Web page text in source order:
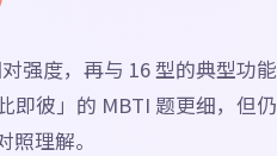
强度，再与 16 型的典型功能
即彼」的 MBTI 题更细，但仍
理解。